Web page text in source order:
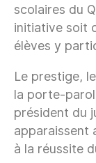
scolaires du
initiative soit
élèves y
Le prestige,
la porte-
président du
apparaissent
à la réussite